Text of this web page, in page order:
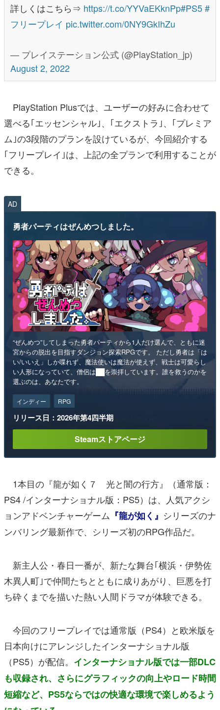
詳しくはこちら⇒ https://t.co/YYVaEKknPp#PS5#
フリープレイ pic.twitter.com/0NY9GkIhZu
— プレイステーション公式 (@PlayStation_jp)
August 2, 2022
PlayStation Plusでは、ユーザーの好みに合わせて
選べる｢エッセンシャル｣、｢エクストラ｣、｢プレミア
ム｣の3段階のプランを設けているが、今回紹介する
｢フリープレイ｣は、上記の全プランで利用することが
できる。
AD
勇者パーティはぜんめつしました。
“ぜんめつ”してしまった勇者パーティから1人だけ選んで、ともに迷
宮からの脱出を目指すダンジョン探索RPGです。 ただし勇者は「は
い/いいえ」しか喋れず、魔法使いは魔法が使えず、戦士は可愛らし
い人形になっていて、僧侶は██を崇拝しています。誰を救うのかを
選ぶのは、あなたです。
インディー RPG
リリース日：2026年第4四半期
Steamストアページ
1本目の『龍が如く７ 光と闇の行方』（通常版：
PS4 /インターナショナル版：PS5）は、人気アクシ
ョンアドベンチャーゲーム 『龍が如く』 シリーズのナ
ンバリング最新作で、シリーズ初のRPG作品だ。
新主人公・春日一番が、新たな舞台｢横浜・伊勢佐
木異人町｣で仲間たちとともに成りあがり、巨悪を打
ち砕くまでを描いた熱い人間ドラマが体験できる。
今回のフリープレイでは通常版（PS4）と欧米版を
日本向けにアレンジしたインターナショナル版
（PS5）が配信。 インターナショナル版では一部DLC
も収録され、さらにグラフィックの向上やロード時間
短縮など、PS5ならではの快適な環境で楽しめるよう